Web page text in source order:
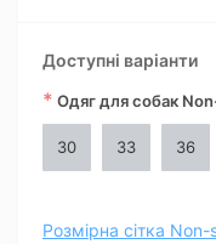
Доступні варіанти
* Одяг для собак
30 33 36
Розмірна сітка